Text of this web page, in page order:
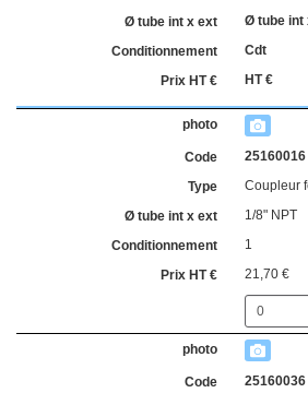
Ø tube int
Cdt
HT €
25160016
Coupleur
1/8" NPT
1
21,70 €
25160036